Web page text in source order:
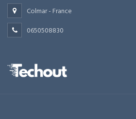
Colmar - France
0650508830